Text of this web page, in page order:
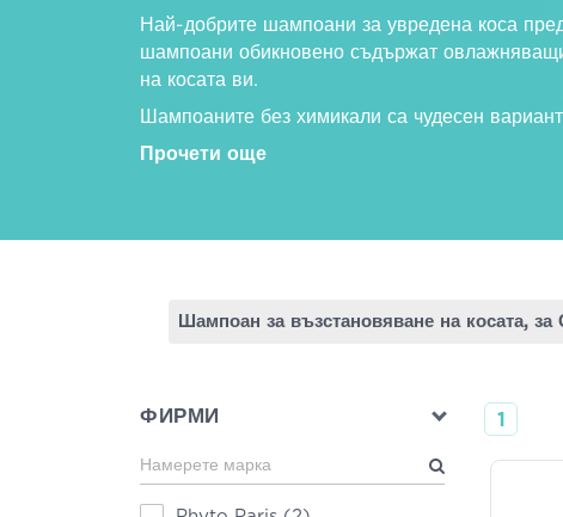
Най-добрите шампоани за увредена коса
шампоани обикновено съдържат
на косата ви.
Шампоаните без химикали са чудесен вариант
Прочети още
Шампоан за възстановяване на косата,
ФИРМИ 1